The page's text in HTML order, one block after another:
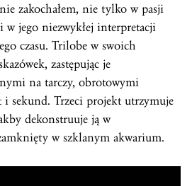
zakochałem, nie tylko w pasji
w jego niezwykłej interpretacji
czasu. Trilobe w swoich
zastępując je
na tarczy, obrotowymi
sekund. Trzeci projekt utrzymuje
dekonstruuje ją w
w szklanym akwarium.